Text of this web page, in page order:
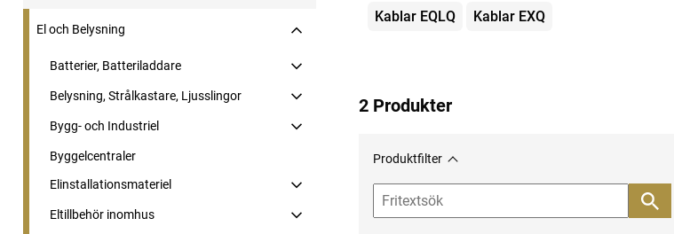
El och Belysning
Batterier, Batteriladdare
Belysning, Strålkastare, Ljusslingor
Bygg- och Industriel
Byggelcentraler
Elinstallationsmateriel
Eltillbehör inomhus
Kategorier
Kablar EQLQ Kablar EXQ
2 Produkter
Produktfilter